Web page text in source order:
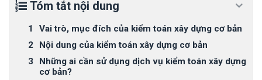
Tóm tắt nội dung
Vai trò, mục đích của kiểm toán xây dựng cơ bản
Nội dung của kiểm toán xây dựng cơ bản
Những ai cần sử dụng dịch vụ kiểm toán xây dựng
cơ bản?